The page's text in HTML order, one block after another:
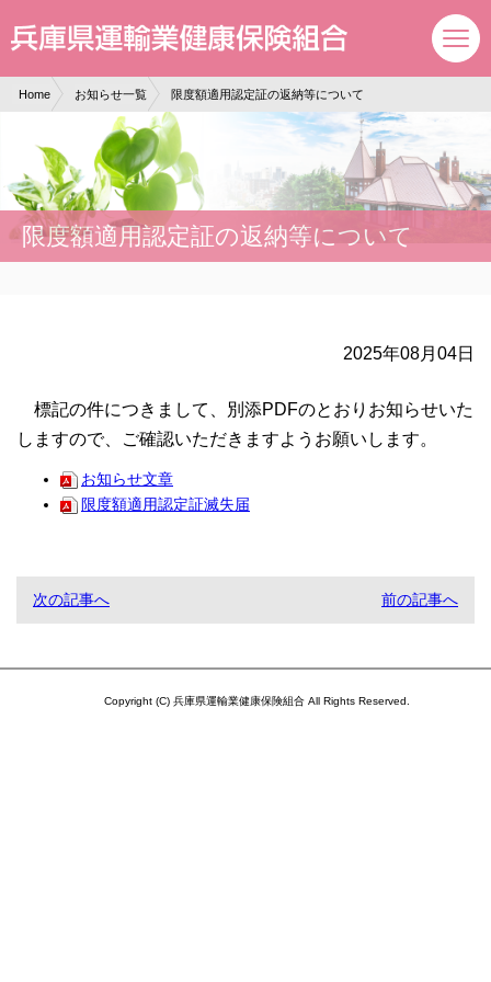
Home お知らせ一覧 限度額適用認定証の返納等について
限度額適用認定証の返納等について
2025年08月04日
標記の件につきまして、別添PDFのとおりお知らせいた
しますので、ご確認いただきますようお願いします。
お知らせ文章
限度額適用認定証滅失届
次の記事へ 前の記事へ
Copyright (C) 兵庫県運輸業健康保険組合 All Rights Reserved.